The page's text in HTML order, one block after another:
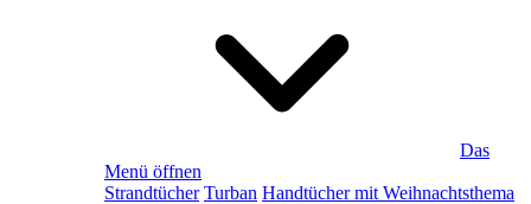
Das
Menü öffnen
Strandtücher Turban Handtücher mit Weihnachtsthema